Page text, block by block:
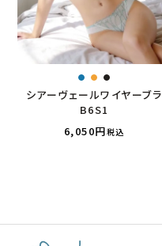
シアーヴェールワイヤーブラ
B6S1
6,050
税込